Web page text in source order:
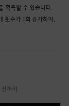
획득할 수 있습니다.
횟수가 1회 증가하며,
까지